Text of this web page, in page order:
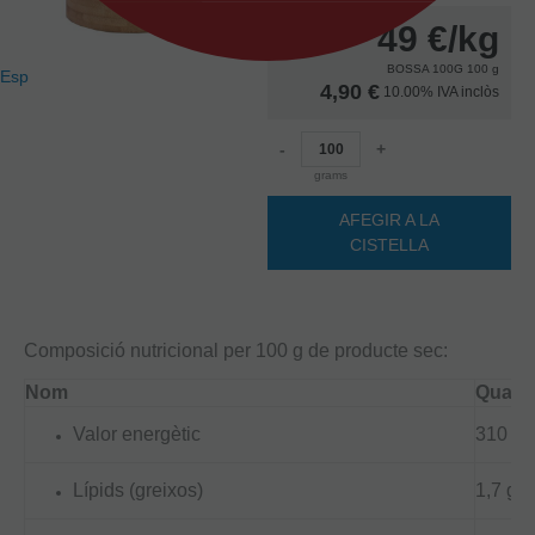
Esp
49 €/kg
BOSSA 100G 100 g
4,90 € 10.00% IVA inclòs
-
grams
+
AFEGIR A LA
CISTELLA
Composició nutricional per 100 g de producte sec:
Nom
Valor energètic 310
Lípids (greixos) 1,7 g